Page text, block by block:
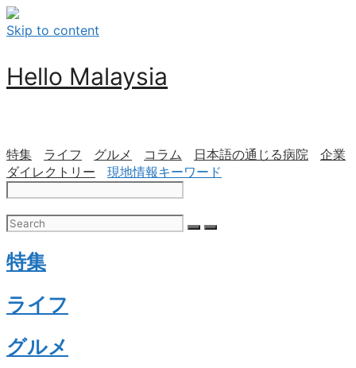
Skip to content
Hello Malaysia
特集 ライフ グルメ コラム 日本語の通じる病院
企業
ダイレクトリー
現地情報キーワード
特集
ライフ
グルメ